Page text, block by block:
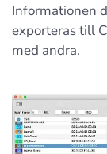
Informationen
exporteras till
med andra.